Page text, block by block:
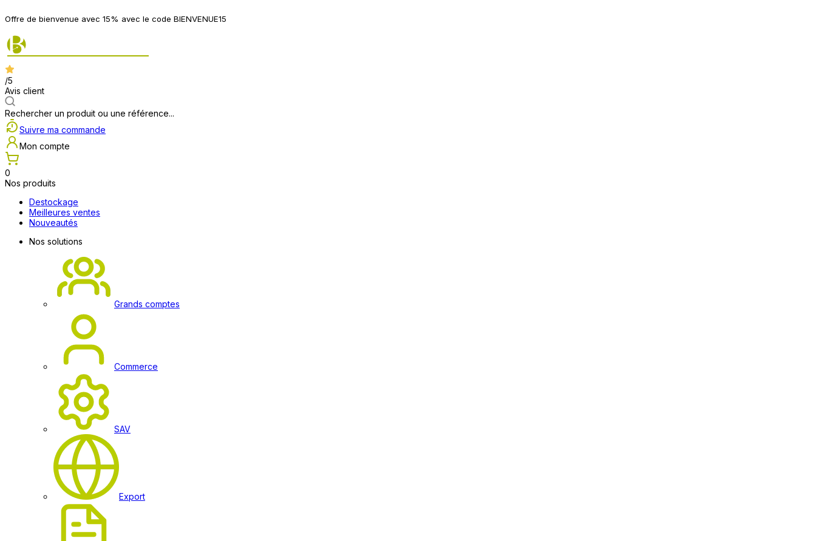
Offre de bienvenue avec 15% avec le code BIENVENUE15
/5
Avis client
Rechercher un produit ou une référence...
Suivre ma commande
Mon compte
0
Nos produits
Destockage
Meilleures ventes
Nouveautés
Nos solutions
Grands comptes
Commerce
SAV
Export